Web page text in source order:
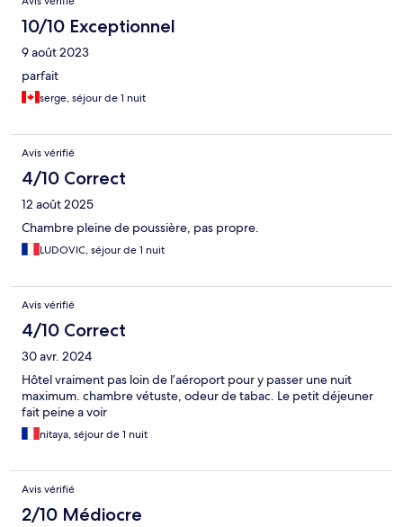
10/10 Exceptionnel
9 août 2023
parfait
serge, séjour de 1 nuit
Avis vérifié
4/10 Correct
12 août 2025
Chambre pleine de poussière, pas propre.
LUDOVIC, séjour de 1 nuit
Avis vérifié
4/10 Correct
30 avr. 2024
Hôtel vraiment pas loin de l’aéroport pour y passer une nuit
maximum. chambre vétuste, odeur de tabac. Le petit déjeuner
fait peine a voir
nitaya, séjour de 1 nuit
Avis vérifié
2/10 Médiocre